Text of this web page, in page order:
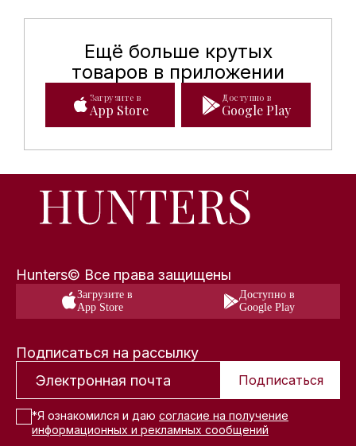
Ещё больше крутых
товаров в приложении
Мобильное приложение
Загрузите в
App Store
Доступно в
Google Play
Hunters© Все права защищены
Загрузите в
App Store
Доступно в
Google Play
Подписаться на рассылку
Подписаться
*Я ознакомился и даю согласие на получение
информационных и рекламных сообщений